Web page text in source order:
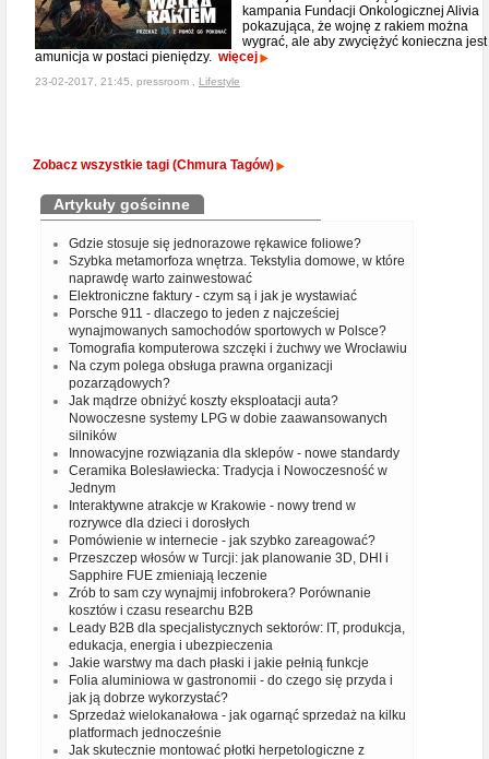
kampania Fundacji Onkologicznej Alivia
pokazująca, że wojnę z rakiem można
wygrać, ale aby zwyciężyć konieczna jest
amunicja w postaci pieniędzy. więcej
23-02-2017, 21:45, pressroom , Lifestyle
Zobacz wszystkie tagi (Chmura Tagów)
Artykuły gościnne
Gdzie stosuje się jednorazowe rękawice foliowe?
Szybka metamorfoza wnętrza. Tekstylia domowe, w które
naprawdę warto zainwestować
Elektroniczne faktury - czym są i jak je wystawiać
Porsche 911 - dlaczego to jeden z najcześciej
wynajmowanych samochodów sportowych w Polsce?
Tomografia komputerowa szczęki i żuchwy we Wrocławiu
Na czym polega obsługa prawna organizacji
pozarządowych?
Jak mądrze obniżyć koszty eksploatacji auta?
Nowoczesne systemy LPG w dobie zaawansowanych
silników
Innowacyjne rozwiązania dla sklepów - nowe standardy
Ceramika Bolesławiecka: Tradycja i Nowoczesność w
Jednym
Interaktywne atrakcje w Krakowie - nowy trend w
rozrywce dla dzieci i dorosłych
Pomówienie w internecie - jak szybko zareagować?
Przeszczep włosów w Turcji: jak planowanie 3D, DHI i
Sapphire FUE zmieniają leczenie
Zrób to sam czy wynajmij infobrokera? Porównanie
kosztów i czasu researchu B2B
Leady B2B dla specjalistycznych sektorów: IT, produkcja,
edukacja, energia i ubezpieczenia
Jakie warstwy ma dach płaski i jakie pełnią funkcje
Folia aluminiowa w gastronomii - do czego się przyda i
jak ją dobrze wykorzystać?
Sprzedaż wielokanałowa - jak ogarnąć sprzedaż na kilku
platformach jednocześnie
Jak skutecznie montować płotki herpetologiczne z